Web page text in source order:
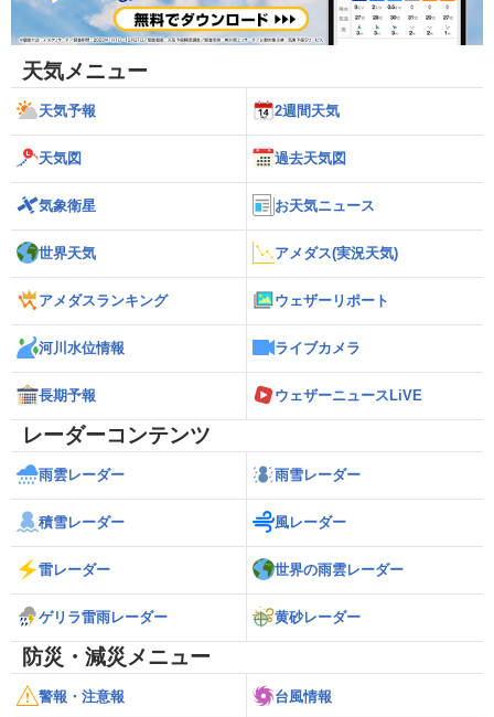
天気メニュー
天気予報 2週間天気
天気図 過去天気図
気象衛星 お天気ニュース
世界天気 アメダス(実況天気)
アメダスランキング ウェザーリポート
河川水位情報 ライブカメラ
長期予報 ウェザーニュースLiVE
レーダーコンテンツ
雨雲レーダー 雨雪レーダー
積雪レーダー 風レーダー
雷レーダー 世界の雨雲レーダー
ゲリラ雷雨レーダー 黄砂レーダー
防災・減災メニュー
警報・注意報 台風情報